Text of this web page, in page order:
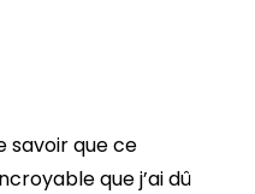
savoir que ce
que j’ai dû